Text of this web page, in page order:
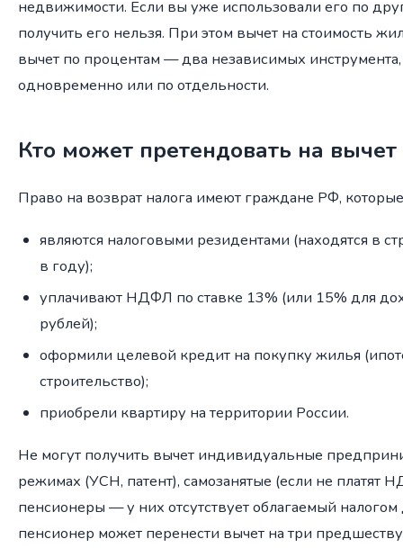
недвижимости. Если вы уже использовали его по
получить его нельзя. При этом вычет на стоимость
вычет по процентам — два независимых
одновременно или по отдельности.
Кто может претендовать на вычет
Право на возврат налога имеют граждане РФ,
являются налоговыми резидентами (находятся в
в году);
уплачивают НДФЛ по ставке 13% (или 15% для
рублей);
оформили целевой кредит на покупку жилья
строительство);
приобрели квартиру на территории России.
Не могут получить вычет индивидуальные
режимах (УСН, патент), самозанятые (если не
пенсионеры — у них отсутствует облагаемый
пенсионер может перенести вычет на три